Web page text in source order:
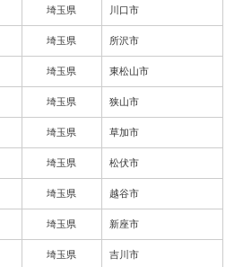
埼玉県 川口市
埼玉県 所沢市
埼玉県 東松山市
埼玉県 狭山市
埼玉県 草加市
埼玉県 松伏市
埼玉県 越谷市
埼玉県 新座市
埼玉県 吉川市